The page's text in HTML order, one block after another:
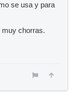
se usa y para
muy chorras.